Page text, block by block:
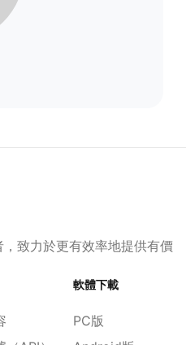
致力於更有效率地提供有價
軟體下載
PC版